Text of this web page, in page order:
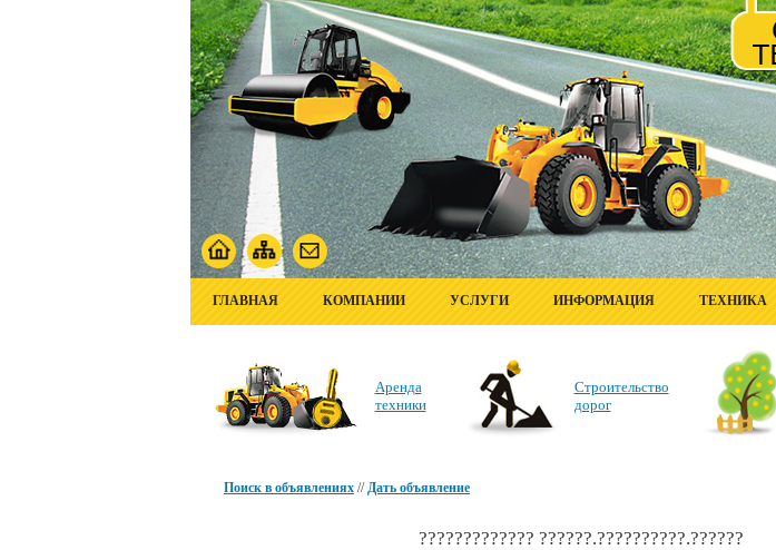
ГЛАВНАЯ КОМПАНИИ УСЛУГИ ИНФОРМАЦИЯ ТЕХНИКА
Аренда
техники
Строительство
дорог
Поиск в объявлениях //Дать объявление
????????????? ??????.??????????.??????